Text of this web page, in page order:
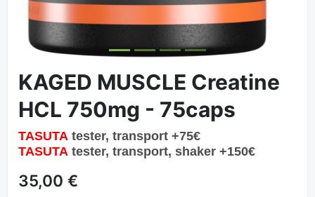
KAGED MUSCLE Creatine
HCL 750mg - 75caps
TASUTA tester, transport +75€
TASUTA tester, transport, shaker +150€
35,00 €